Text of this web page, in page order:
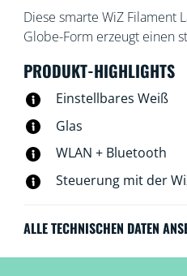
Diese smarte WiZ Filament
Globe-Form erzeugt einen
Sprachsteuerung dimmbar.
WLAN-Einrichtung
PRODUKT-HIGHLIGHTS
Einstellbares Weiß
Glas
WLAN + Bluetooth
Steuerung mit der
ALLE TECHNISCHEN DATEN